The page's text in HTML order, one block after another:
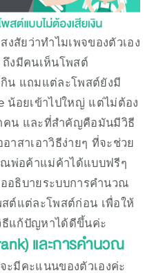
สัยว่าทำไมเพจของตัวเอง
งมีคนเห็นโพสต์
กิน แถมแต่ละโพสต์ยังมี
น้อยเข้าไปใหญ่ แต่ไม่ต้อง
คน และที่สำคัญคือมันมีวิธี
าสาเอาวิธีง่ายๆ ที่จะช่วย
พ่อค้าแม่ค้าได้แบบฟรีๆ
อธิบายระบบการคำนวณ
ต์แต่ละโพสต์ก่อน เพื่อให้
ธีแก้ปัญหาได้ดีขึ้นค่ะ
และการคำนวณ
มีคะแนนของตัวเองค่ะ